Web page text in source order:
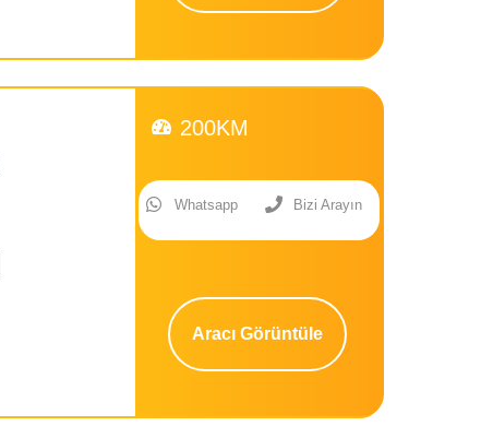
200KM
Whatsapp Bizi Arayın
Aracı Görüntüle